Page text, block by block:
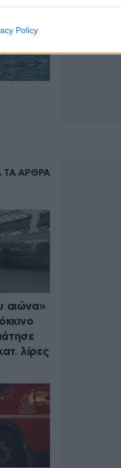
Policy
ΤΑ ΑΡΘΡΑ
αιώνα»
λίρες